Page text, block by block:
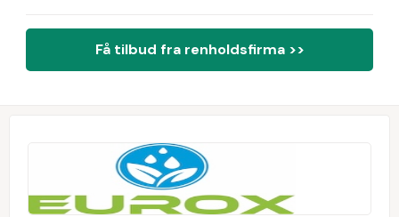
Få tilbud fra renholdsfirma >>